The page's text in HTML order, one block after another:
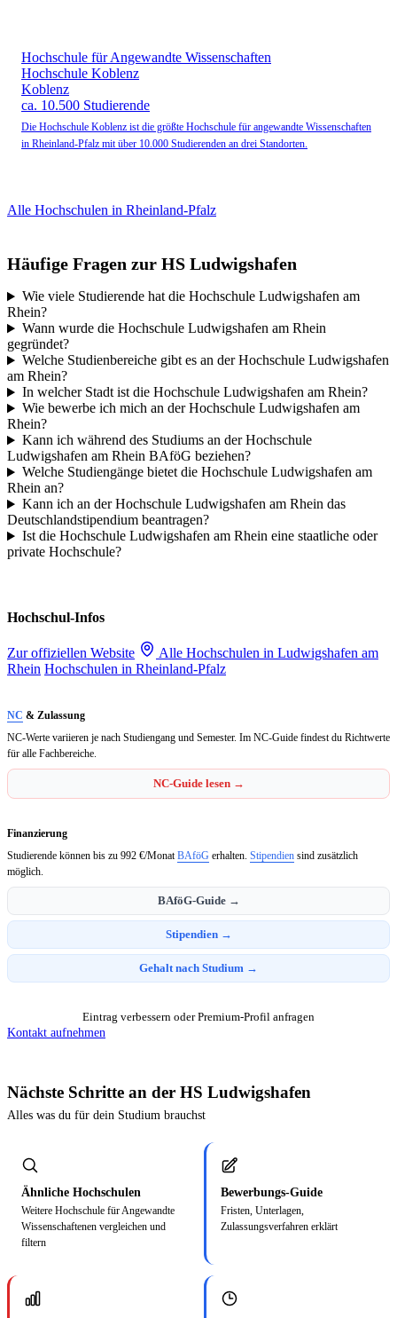
Hochschule für Angewandte Wissenschaften
Hochschule Koblenz
Koblenz
ca. 10.500 Studierende
Die Hochschule Koblenz ist die größte Hochschule für angewandte Wissenschaften
in Rheinland-Pfalz mit über 10.000 Studierenden an drei Standorten.
Alle Hochschulen in Rheinland-Pfalz
Häufige Fragen zur HS Ludwigshafen
Wie viele Studierende hat die Hochschule Ludwigshafen am
Rhein?
Wann wurde die Hochschule Ludwigshafen am Rhein
gegründet?
Welche Studienbereiche gibt es an der Hochschule Ludwigshafen
am Rhein?
In welcher Stadt ist die Hochschule Ludwigshafen am Rhein?
Wie bewerbe ich mich an der Hochschule Ludwigshafen am
Rhein?
Kann ich während des Studiums an der Hochschule
Ludwigshafen am Rhein BAföG beziehen?
Welche Studiengänge bietet die Hochschule Ludwigshafen am
Rhein an?
Kann ich an der Hochschule Ludwigshafen am Rhein das
Deutschlandstipendium beantragen?
Ist die Hochschule Ludwigshafen am Rhein eine staatliche oder
private Hochschule?
Hochschul-Infos
Zur offiziellen Website
Alle Hochschulen in Ludwigshafen am
Rhein Hochschulen in Rheinland-Pfalz
NC & Zulassung
NC-Werte variieren je nach Studiengang und Semester. Im NC-Guide findest du Richtwerte
für alle Fachbereiche.
NC-Guide lesen →
Finanzierung
Studierende können bis zu 992 €/MonatBAföG erhalten. Stipendien sind zusätzlich
möglich.
BAföG-Guide →
Stipendien →
Gehalt nach Studium →
Eintrag verbessern oder Premium-Profil anfragen
Kontakt aufnehmen
Nächste Schritte an der HS Ludwigshafen
Alles was du für dein Studium brauchst
Ähnliche Hochschulen
Weitere Hochschule für Angewandte
Wissenschaftenen vergleichen und
filtern
Bewerbungs-Guide
Fristen, Unterlagen,
Zulassungsverfahren erklärt